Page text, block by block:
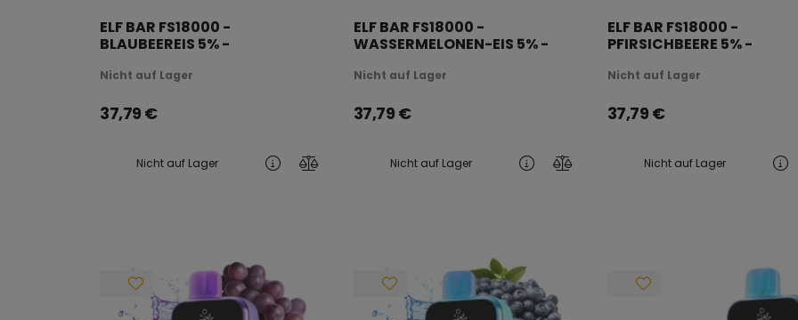
ELF BAR FS18000 -
BLAUBEEREIS 5% -
Nicht auf Lager
37,79 €
Nicht auf Lager
ELF BAR FS18000 -
WASSERMELONEN-EIS 5% -
Nicht auf Lager
37,79 €
Nicht auf Lager
ELF BAR FS18000 -
PFIRSICHBEERE 5% -
Nicht auf Lager
37,79 €
Nicht auf Lager